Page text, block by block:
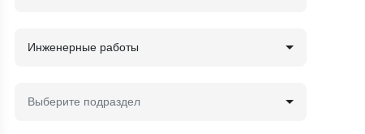
Инженерные работы
Выберите подраздел